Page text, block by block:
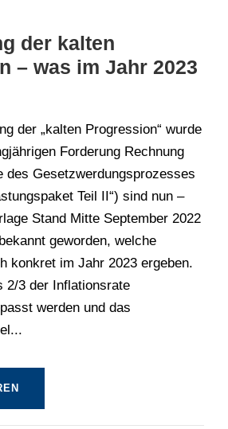
der kalten
– was im Jahr 2023
der „kalten Progression“ wurde
Forderung Rechnung
des Gesetzwerdungsprozesses
Teil II“) sind nun –
Stand Mitte September 2022
geworden, welche
konkret im Jahr 2023 ergeben.
2/3 der Inflationsrate
werden und das